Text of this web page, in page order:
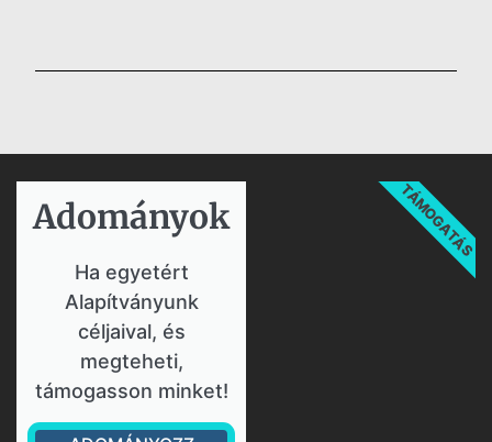
Adományok​
Ha egyetért
Alapítványunk
céljaival, és
megteheti,
támogasson minket!
TÁMOGATÁS